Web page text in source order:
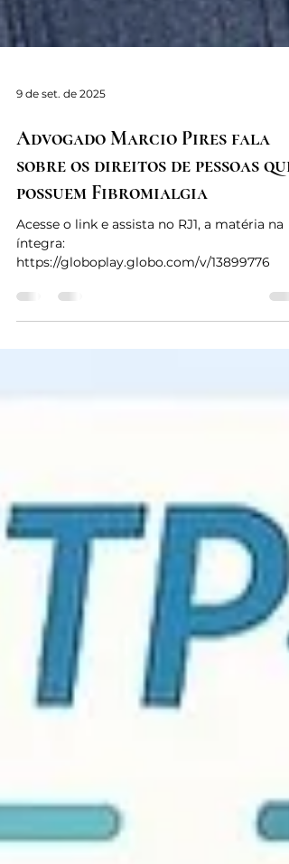
9 de set. de 2025
Advogado Marcio Pires fala
sobre os direitos de pessoas que
possuem Fibromialgia
Acesse o link e assista no RJ1, a matéria na
https://globoplay.globo.com/v/13899776